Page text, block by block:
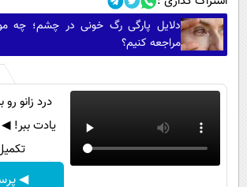
دلایل پارگی رگ خونی در چشم؛ چه
مراجعه کنیم؟
درد زانو
یادت ببر!
◀